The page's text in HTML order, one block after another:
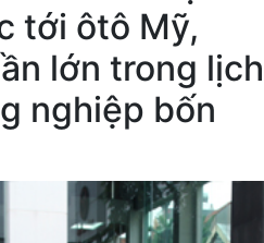
tới ôtô Mỹ,
lớn trong lịch
nghiệp bốn